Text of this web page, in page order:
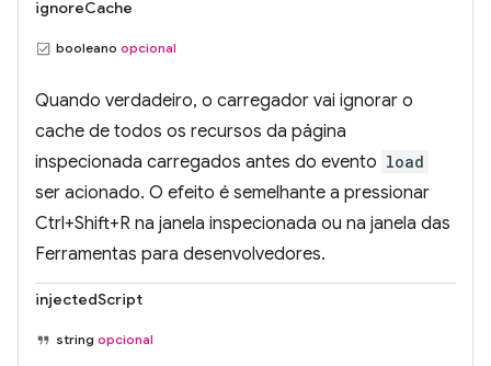
ignoreCache
booleano opcional
Quando verdadeiro, o carregador vai ignorar o
cache de todos os recursos da página
inspecionada carregados antes do evento load
ser acionado. O efeito é semelhante a pressionar
Ctrl+Shift+R na janela inspecionada ou na janela das
Ferramentas para desenvolvedores.
injectedScript
string opcional